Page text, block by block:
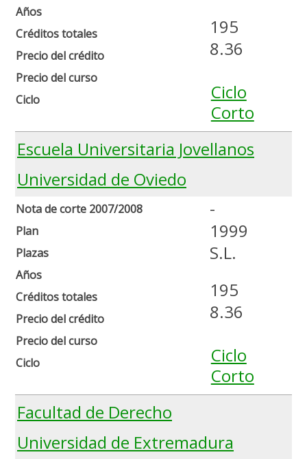
Años
Créditos totales
Precio del crédito
Precio del curso
Ciclo
195
8.36
Ciclo
Corto
Escuela Universitaria Jovellanos
Universidad de Oviedo
Nota de corte 2007/2008
Plan
Plazas
Años
Créditos totales
Precio del crédito
Precio del curso
Ciclo
-
1999
S.L.
195
8.36
Ciclo
Corto
Facultad de Derecho
Universidad de Extremadura